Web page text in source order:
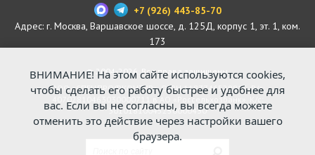
+7 (926) 443-85-70
Адрес: г. Москва, Варшавское шоссе, д. 125Д, корпус 1, эт. 1, ком.
173
© 2004-2026. Все права защищены.
ООО «СПЕЦПРОФКОНТУР», ОГРН 1187746529816. Р/с:
40702810463030000711 в АО «Россельхозбанк». К/с:
30101810045250000430
ВНИМАНИЕ! На этом сайте используются cookies,
чтобы сделать его работу быстрее и удобнее для
вас. Если вы не согласны, вы всегда можете
отменить это действие через настройки вашего
браузера.